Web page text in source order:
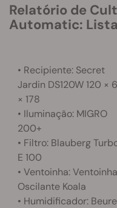
Relatório de Cultivo da Haze Berry
Automatic:
• Recipiente: Secret
Jardin DS120W 120 ×
× 178
• Iluminação: MIGRO
200+
• Filtro: Blauberg
E 100
• Ventoinha: Ventoinha
Oscilante Koala
• Humidificador: